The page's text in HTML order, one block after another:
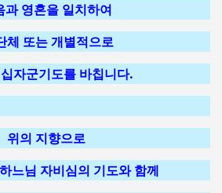
과 영혼을 일치하여
체 또는 개별적으로
자군기도를 바칩니다.
위의 지향으로
느님 자비심의 기도와 함께